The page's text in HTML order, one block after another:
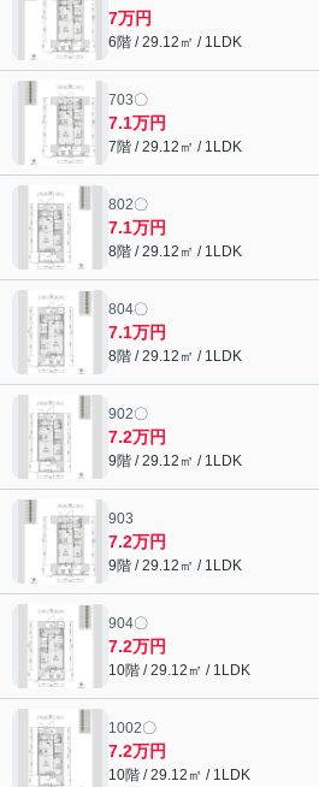
7万円
6階 / 29.12㎡ / 1LDK
703〇
7.1万円
7階 / 29.12㎡ / 1LDK
802〇
7.1万円
8階 / 29.12㎡ / 1LDK
804〇
7.1万円
8階 / 29.12㎡ / 1LDK
902〇
7.2万円
9階 / 29.12㎡ / 1LDK
903
7.2万円
9階 / 29.12㎡ / 1LDK
904〇
7.2万円
10階 / 29.12㎡ / 1LDK
1002〇
7.2万円
10階 / 29.12㎡ / 1LDK